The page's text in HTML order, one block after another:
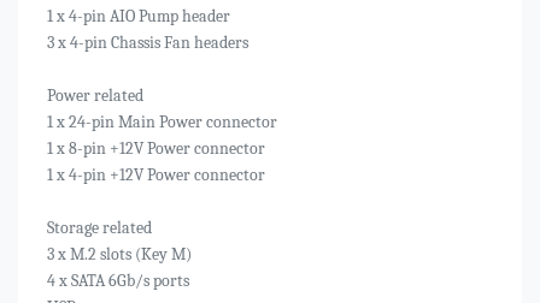
1 x 4-pin AIO Pump header
3 x 4-pin Chassis Fan headers
Power related
1 x 24-pin Main Power connector
1 x 8-pin +12V Power connector
1 x 4-pin +12V Power connector
Storage related
3 x M.2 slots (Key M)
4 x SATA 6Gb/s ports